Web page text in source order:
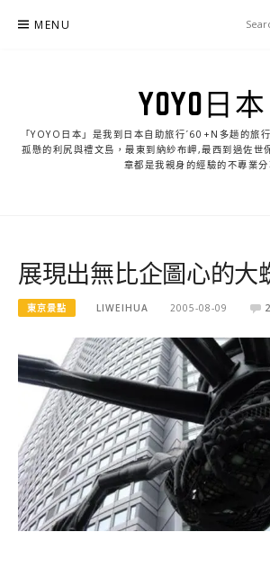
MENU
YOYO日本
「YOYO日本」是我到日本自助旅行ˊ60+N多趟的旅
孤懸的利尻與禮文島，最東到納紗布岬,最西到過佐世
章都是我親身的經驗的不專業分
展現出無比企圖心的大
東京景點 LIWEIHUA 2005-08-09 2